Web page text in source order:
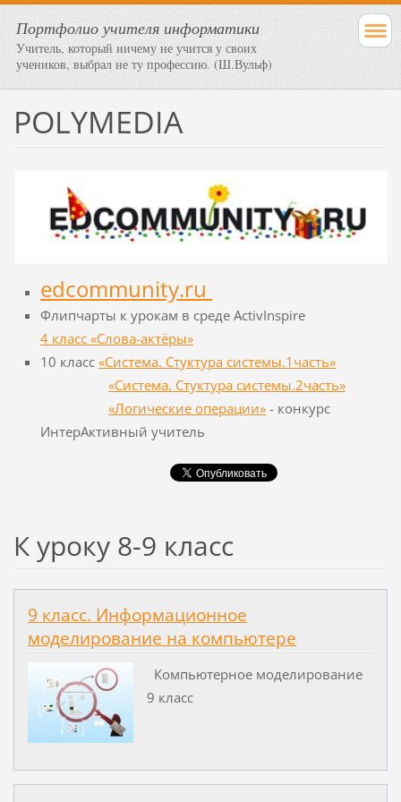
Портфолио учителя информатики
Учитель, который ничему не учится у своих
учеников, выбрал не ту профессию. (Ш.Вульф)
POLYMEDIA
edcommunity.ru
Флипчарты к урокам в среде ActivInspire
4 класс «Слова-актёры»
10 класс «Система. Стуктура системы.1часть»
«Система. Стуктура системы.2часть»
«Логические операции»- конкурс
ИнтерАктивный учитель
К уроку 8-9 класс
9 класс. Информационное
моделирование на компьютере
Компьютерное моделирование
9 класс